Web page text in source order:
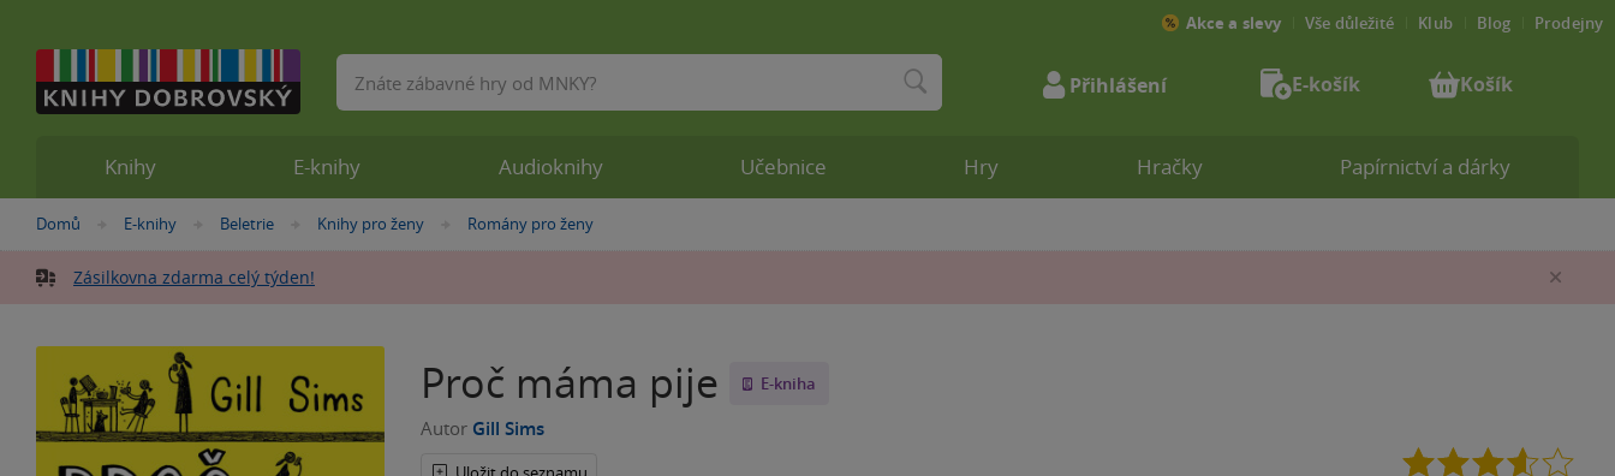
Nacházíte
zde:
Domů »
E-knihy »
Beletrie »
Knihy pro ženy »
Romány pro ženy
Zásilkovna zdarma celý týden!
Proč máma pije E-kniha
Autor Gill Sims
Knihy E-knihy Audioknihy Učebnice Hry Hračky Papírnictví a dárky
Akce a slevy Vše důležité Klub Blog Prodejny
Vyhledávání Přihlášení E-košík Košík